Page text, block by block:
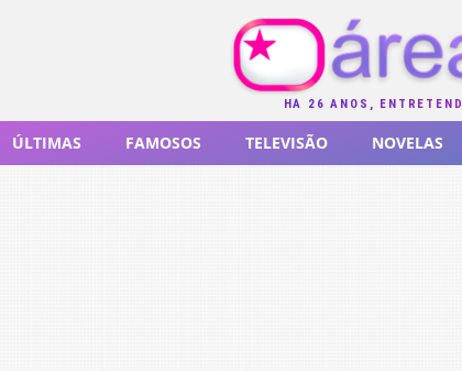
HÁ 26 ANOS,
ÚLTIMAS FAMOSOS TELEVISÃO NOVELAS